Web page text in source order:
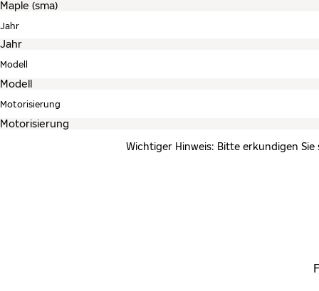
Jahr
Modell
Motorisierung
Wichtiger Hinweis: Bitte erkundigen